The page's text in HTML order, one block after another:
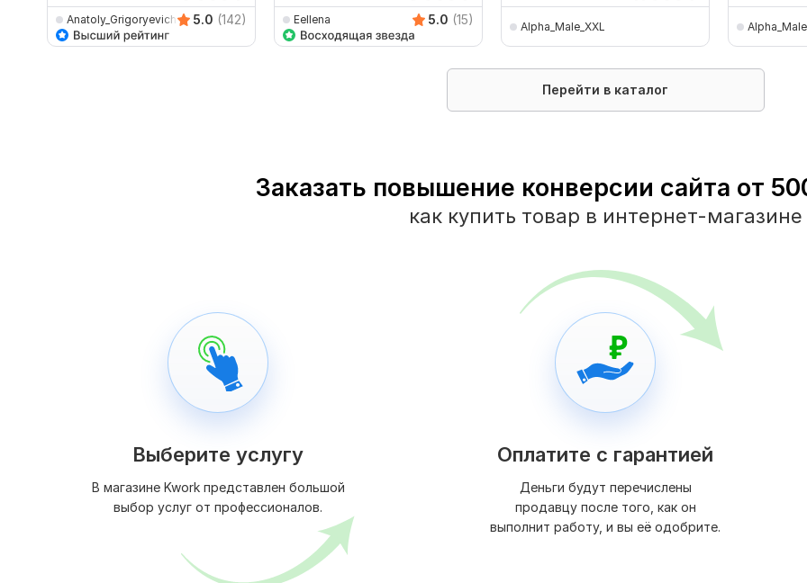
Anatoly_Grigoryevich 5.0 (142) Eellena 5.0 (15) Alpha_Male_XXL
Перейти в каталог
Заказать повышение конверсии сайта от
как купить товар в интернет-магазине
Выберите услугу
В магазине Kwork представлен большой
выбор услуг от профессионалов.
Оплатите с гарантией
Деньги будут перечислены
продавцу после того, как он
выполнит работу, и вы её одобрите.